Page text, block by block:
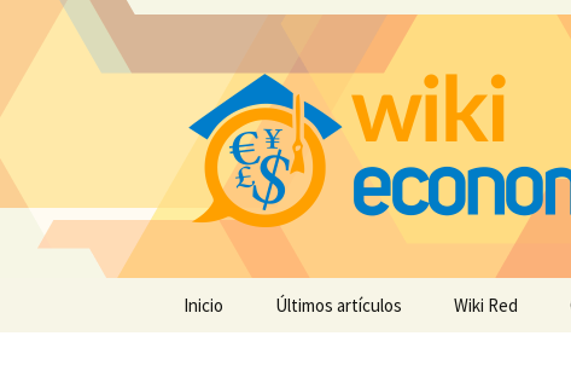
Inicio Últimos artículos Wiki Red